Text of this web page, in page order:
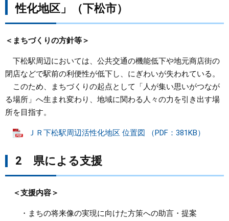
性化地区」（下松市）​
＜まちづくりの方針等＞
下松駅周辺においては、公共交通の機能低下や地元商店街の
閉店などで駅前の利便性が低下し、にぎわいが失われている。
このため、まちづくりの起点として「人が集い思いがつなが
る場所」へ生まれ変わり、地域に関わる人々の力を引き出す場
所を目指す。​
ＪＲ下松駅周辺活性化地区 位置図 （PDF：381KB）
2 県による支援
＜支援内容＞
・まちの将来像の実現に向けた方策への助言・提案